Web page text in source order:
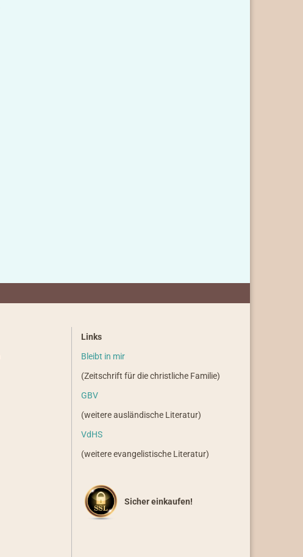
Links
Bleibt in mir
(Zeitschrift für die christliche Familie)
GBV
(weitere ausländische Literatur)
VdHS
(weitere evangelistische Literatur)
Sicher einkaufen!